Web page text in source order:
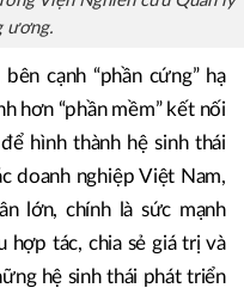
ương.
cạnh “phần cứng” hạ
hơn “phần mềm” kết nối
hình thành hệ sinh thái
doanh nghiệp Việt Nam,
lớn, chính là sức mạnh
hợp tác, chia sẻ giá trị và
hệ sinh thái phát triển